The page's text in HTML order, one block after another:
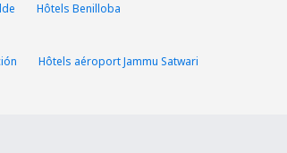
Hôtels Benilloba
Hôtels aéroport Jammu Satwari